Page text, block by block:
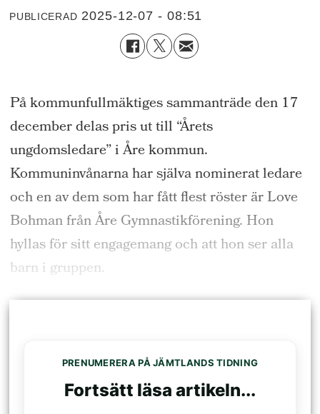
PUBLICERAD 2025-12-07 - 08:51
På kommunfullmäktiges sammanträde den 17
december delas pris ut till “Årets
ungdomsledare” i Åre kommun.
Kommuninvånarna har själva nominerat ledare
och en av dem som har fått flest röster är Love
Bohman från Åre Gymnastikförening. Hon
hyllas för sitt engagemang och att hon ser alla
barn i gruppen.
PRENUMERERA PÅ JÄMTLANDS TIDNING
Fortsätt läsa artikeln...